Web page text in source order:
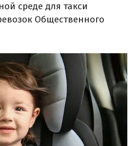
среде для такси
Общественного